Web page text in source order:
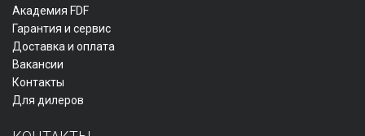
Академия FDF
Гарантия и сервис
Доставка и оплата
Вакансии
Контакты
Для дилеров